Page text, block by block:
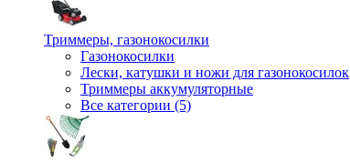
Триммеры, газонокосилки
Газонокосилки
Лески, катушки и ножи для газонокосилок
Триммеры аккумуляторные
Все категории (5)